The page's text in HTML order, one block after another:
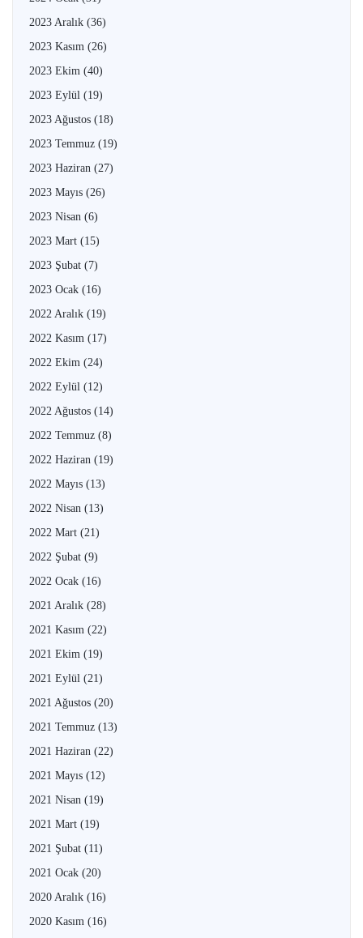
2023 Aralık (36)
2023 Kasım (26)
2023 Ekim (40)
2023 Eylül (19)
2023 Ağustos (18)
2023 Temmuz (19)
2023 Haziran (27)
2023 Mayıs (26)
2023 Nisan (6)
2023 Mart (15)
2023 Şubat (7)
2023 Ocak (16)
2022 Aralık (19)
2022 Kasım (17)
2022 Ekim (24)
2022 Eylül (12)
2022 Ağustos (14)
2022 Temmuz (8)
2022 Haziran (19)
2022 Mayıs (13)
2022 Nisan (13)
2022 Mart (21)
2022 Şubat (9)
2022 Ocak (16)
2021 Aralık (28)
2021 Kasım (22)
2021 Ekim (19)
2021 Eylül (21)
2021 Ağustos (20)
2021 Temmuz (13)
2021 Haziran (22)
2021 Mayıs (12)
2021 Nisan (19)
2021 Mart (19)
2021 Şubat (11)
2021 Ocak (20)
2020 Aralık (16)
2020 Kasım (16)